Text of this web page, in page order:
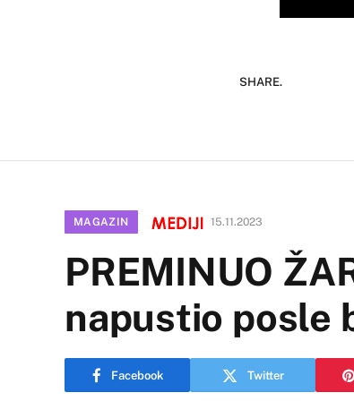
SHARE.
MAGAZIN 15.11.2023
PREMINUO
napustio posle
Facebook Twitter